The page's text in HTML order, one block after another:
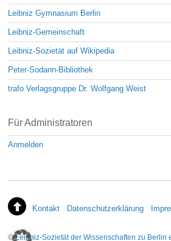
Leibniz Gymnasium Berlin
Leibniz-Gemeinschaft
Leibniz-Sozietät auf Wikipedia
Peter-Sodann-Bibliothek
trafo Verlagsgruppe Dr. Wolfgang Weist
Für Administratoren
Anmelden
Kontakt Datenschutzerklärung
©Leibniz-Sozietät der Wissenschaften zu Berlin